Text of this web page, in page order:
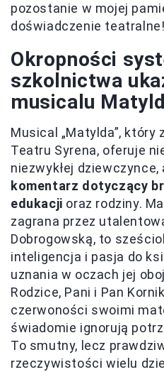
pozostanie w mojej
doświadczenie teatralne!
Okropności
szkolnictwa
musicalu
Musical „Matylda”, który
Teatru Syrena, oferuje
niezwykłej dziewczynce,
komentarz dotyczący
edukacji oraz rodziny.
zagrana przez
Dobrogowską, to
inteligencja i pasja do
uznania w oczach jej
Rodzice, Pani i Pan
czerwoności swoimi
świadomie ignorują
To smutny, lecz
rzeczywistości wielu